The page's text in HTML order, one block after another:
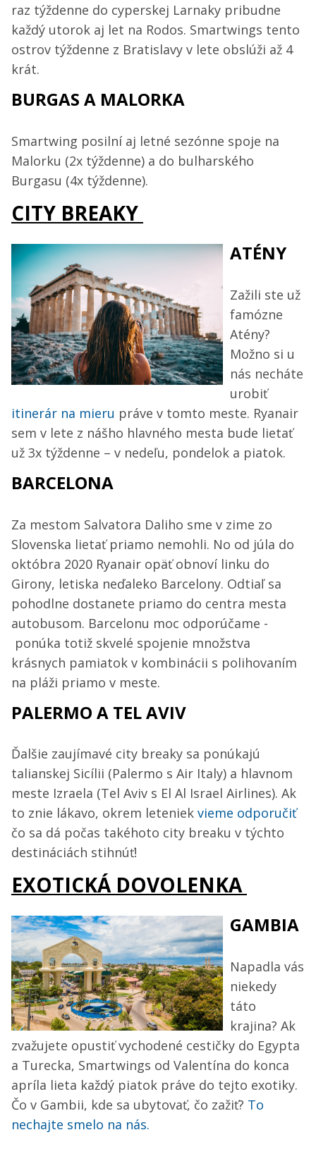
raz týždenne do cyperskej Larnaky pribudne
každý utorok aj let na Rodos. Smartwings tento
ostrov týždenne z Bratislavy v lete obslúži až 4
krát.
BURGAS A MALORKA
Smartwing posilní aj letné sezónne spoje na
Malorku (2x týždenne) a do bulharského
Burgasu (4x týždenne).
CITY BREAKY
ATÉNY
Zažili ste už
famózne
Atény?
Možno si u
nás necháte
urobiť
itinerár na mieru práve v tomto meste. Ryanair
sem v lete z nášho hlavného mesta bude lietať
už 3x týždenne – v nedeľu, pondelok a piatok.
BARCELONA
Za mestom Salvatora Daliho sme v zime zo
Slovenska lietať priamo nemohli. No od júla do
októbra 2020 Ryanair opäť obnoví linku do
Girony, letiska neďaleko Barcelony. Odtiaľ sa
pohodlne dostanete priamo do centra mesta
autobusom. Barcelonu moc odporúčame -
ponúka totiž skvelé spojenie množstva
krásnych pamiatok v kombinácii s polihovaním
na pláži priamo v meste.
PALERMO A TEL AVIV
Ďalšie zaujímavé city breaky sa ponúkajú
talianskej Sicílii (Palermo s Air Italy) a hlavnom
meste Izraela (Tel Aviv s El Al Israel Airlines). Ak
to znie lákavo, okrem leteniek vieme odporučiť
čo sa dá počas takéhoto city breaku v týchto
destináciách stihnúť!
EXOTICKÁ DOVOLENKA
GAMBIA
Napadla vás
niekedy
táto
krajina? Ak
zvažujete opustiť vychodené cestičky do Egypta
a Turecka, Smartwings od Valentína do konca
apríla lieta každý piatok práve do tejto exotiky.
Čo v Gambii, kde sa ubytovať, čo zažiť? To
nechajte smelo na nás.